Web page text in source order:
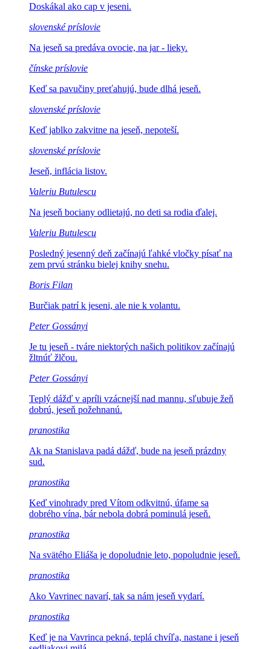
Doskákal ako cap v jeseni.
slovenské príslovie
Na jeseň sa predáva ovocie, na jar - lieky.
čínske príslovie
Keď sa pavučiny preťahujú, bude dlhá jeseň.
slovenské príslovie
Keď jablko zakvitne na jeseň, nepoteší.
slovenské príslovie
Jeseň, inflácia listov.
Valeriu Butulescu
Na jeseň bociany odlietajú, no deti sa rodia ďalej.
Valeriu Butulescu
Posledný jesenný deň začínajú ľahké vločky písať na
zem prvú stránku bielej knihy snehu.
Boris Filan
Burčiak patrí k jeseni, ale nie k volantu.
Peter Gossányi
Je tu jeseň - tváre niektorých našich politikov začínajú
žltnúť žlčou.
Peter Gossányi
Teplý dážď v apríli vzácnejšínad mannu, sľubuje žeň
dobrú, jeseň požehnanú.
pranostika
Ak na Stanislava padá dážď, bude na jeseň prázdny
sud.
pranostika
Keď vinohrady pred Vítom odkvitnú, úfame sa
dobrého vína, bár nebola dobrá pominulá jeseň.
pranostika
Na svätého Eliáša je dopoludnie leto, popoludnie jeseň.
pranostika
Ako Vavrinec navarí, tak sa nám jeseň vydarí.
pranostika
Keď je na Vavrinca pekná, teplá chvíľa, nastane i jeseň